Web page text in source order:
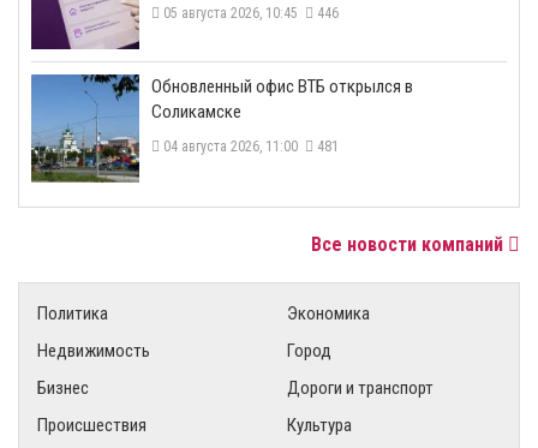
05 августа 2026, 10:45 446
​Обновленный офис ВТБ открылся в
Соликамске
04 августа 2026, 11:00 481
Все новости компаний
Политика
Экономика
Недвижимость
Город
Бизнес
Дороги и транспорт
Происшествия
Культура